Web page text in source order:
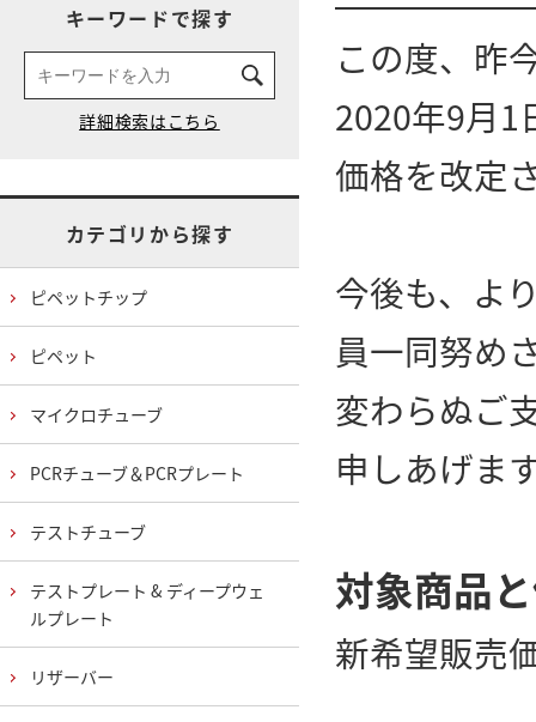
この度、昨
2020年9月1
価格を改定
今後も、よ
員一同努め
変わらぬご
申しあげま
対象商品
新希望販売
キーワードで探す
カテゴリから探す
ピペットチップ
ピペット
マイクロチューブ
PCRチューブ＆PCRプレート
テストチューブ
テストプレート & ディープウェ
ルプレート
リザーバー